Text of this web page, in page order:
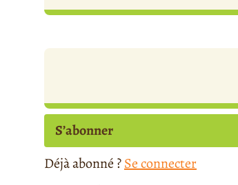
S’abonner
Déjà abonné ?Se connecter